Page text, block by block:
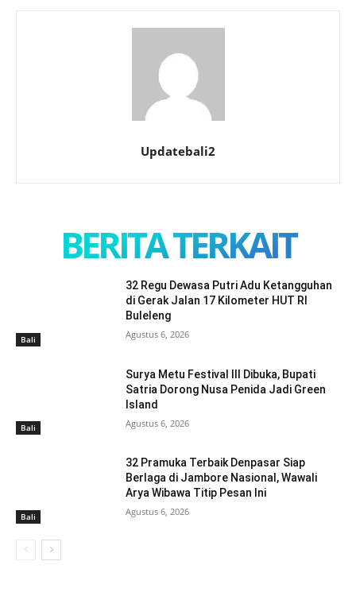
Updatebali2
BERITA TERKAIT
Bali
32 Regu Dewasa Putri Adu Ketangguhan
di Gerak Jalan 17 Kilometer HUT RI
Buleleng
Agustus 6, 2026
Bali
Surya Metu Festival III Dibuka, Bupati
Satria Dorong Nusa Penida Jadi Green
Island
Agustus 6, 2026
Bali
32 Pramuka Terbaik Denpasar Siap
Berlaga di Jambore Nasional, Wawali
Arya Wibawa Titip Pesan Ini
Agustus 6, 2026